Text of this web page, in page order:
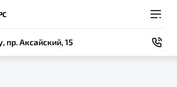
пр. Аксайский, 15